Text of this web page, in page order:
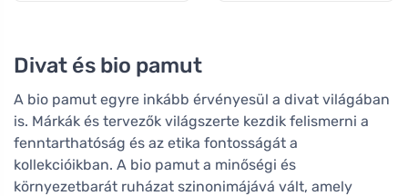
Divat és bio pamut
A bio pamut egyre inkább érvényesül a divat világában
is. Márkák és tervezők világszerte kezdik felismerni a
fenntarthatóság és az etika fontosságát a
kollekcióikban. A bio pamut a minőségi és
környezetbarát ruházat szinonimájává vált, amely